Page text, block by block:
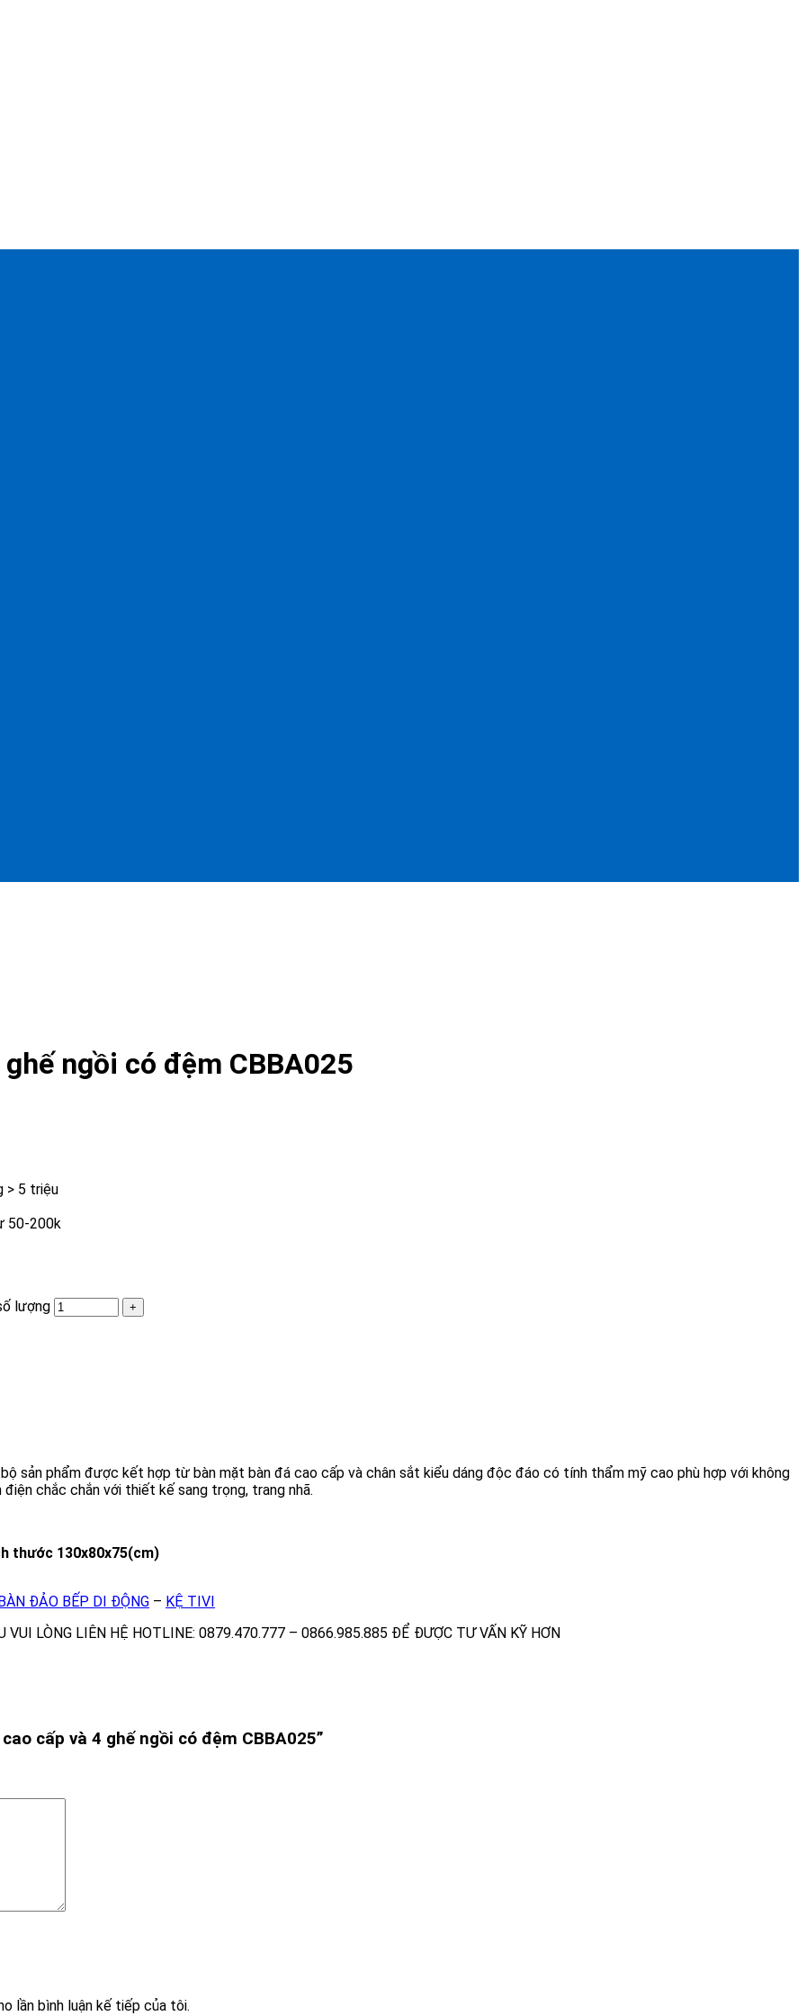
ngồi có đệm CBBA025
> 5 triệu
50-200k
lượng
sản phẩm được kết hợp từ bàn mặt bàn đá cao cấp và chân sắt kiểu dáng độc đáo có tính thẩm mỹ cao phù hợp với không
chắc chắn với thiết kế sang trọng, trang nhã.
thước 130x80x75(cm)
ĐẢO BẾP DI ĐỘNG – KỆ TIVI
VUI LÒNG LIÊN HỆ HOTLINE: 0879.470.777 – 0866.985.885 ĐỂ ĐƯỢC TƯ VẤN KỸ HƠN
cấp và 4 ghế ngồi có đệm CBBA025”
lần bình luận kế tiếp của tôi.